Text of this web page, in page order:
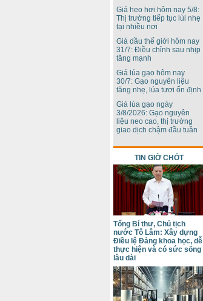
Giá heo hơi hôm nay 5/8:
Thị trường tiếp tục lùi nhẹ
tại nhiều nơi
Giá dầu thế giới hôm nay
31/7: Điều chỉnh sau nhịp
tăng mạnh
Giá lúa gạo hôm nay
30/7: Gạo nguyên liệu
tăng nhẹ, lúa tươi ổn định
Giá lúa gạo ngày
3/8/2026: Gạo nguyên
liệu neo cao, thị trường
giao dịch chậm đầu tuần
TIN GIỜ CHÓT
Tổng Bí thư, Chủ tịch
nước Tô Lâm: Xây dựng
Điều lệ Đảng khoa học, dễ
thực hiện và có sức sống
lâu dài